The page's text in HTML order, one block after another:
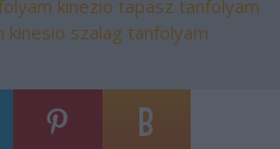
kinezio tapasz tanfolyam
kinesio szalag tanfolyam